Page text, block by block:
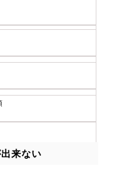
来ない